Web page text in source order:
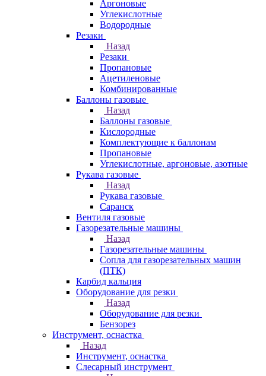
Аргоновые
Углекислотные
Водородные
Резаки
Назад
Резаки
Пропановые
Ацетиленовые
Комбинированные
Баллоны газовые
Назад
Баллоны газовые
Кислородные
Комплектующие к баллонам
Пропановые
Углекислотные, аргоновые, азотные
Рукава газовые
Назад
Рукава газовые
Саранск
Вентиля газовые
Газорезательные машины
Назад
Газорезательные машины
Сопла для газорезательных машин
(ПТК)
Карбид кальция
Оборудование для резки
Назад
Оборудование для резки
Бензорез
Инструмент, оснастка
Назад
Инструмент, оснастка
Слесарный инструмент